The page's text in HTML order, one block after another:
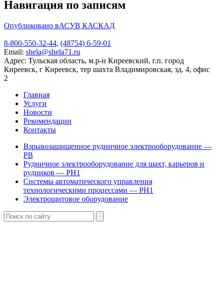
Навигация по записям
Опубликовано вАСУВ КАСКАД
8-800-550-32-44, (48754) 6-59-01
Email: shela@shela71.ru
Адрес: Тульская область, м.р-н Киреевский, г.п. город
Киреевск, г Киреевск, тер шахта Владимировская, зд. 4, офис
2
Главная
Услуги
Новости
Рекомендации
Контакты
Взрывозащищенное рудничное электрооборудование —
РВ
Рудничное электрооборудование для шахт, карьеров и
рудников — РН1
Системы автоматического управления
технологическими процессами — РН1
Электрощитовое оборудование